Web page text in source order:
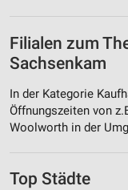
Filialen zum
Sachsenkam
In der Kategorie
Öffnungszeiten von
Woolworth in der
Top Städte